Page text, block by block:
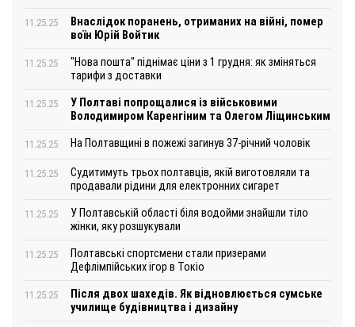
11.25.25
Внаслідок поранень, отриманих на війні, помер
воїн Юрій Войтик
11.25.25
"Нова пошта" піднімає ціни з 1 грудня: як зміняться
тарифи з доставки
11.25.25
У Полтаві попрощалися із військовими
Володимиром Каренгіним та Олегом Ліщинським
11.25.25 На Полтавщині в пожежі загинув 37-річний чоловік
11.25.25
Судитимуть трьох полтавців, якій виготовляли та
продавали рідини для електронних сигарет
11.25.25
У Полтавській області біля водойми знайшли тіло
жінки, яку розшукували
11.25.25
Полтавські спортсмени стали призерами
Дефлімпійських ігор в Токіо
11.25.25
Після двох шахедів. Як відновлюється сумське
училище будівництва і дизайну